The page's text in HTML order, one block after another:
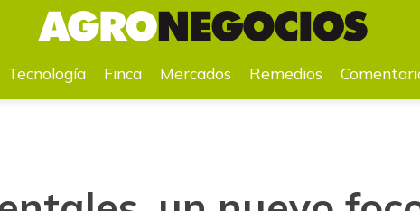
Tecnología Finca Mercados Remedios